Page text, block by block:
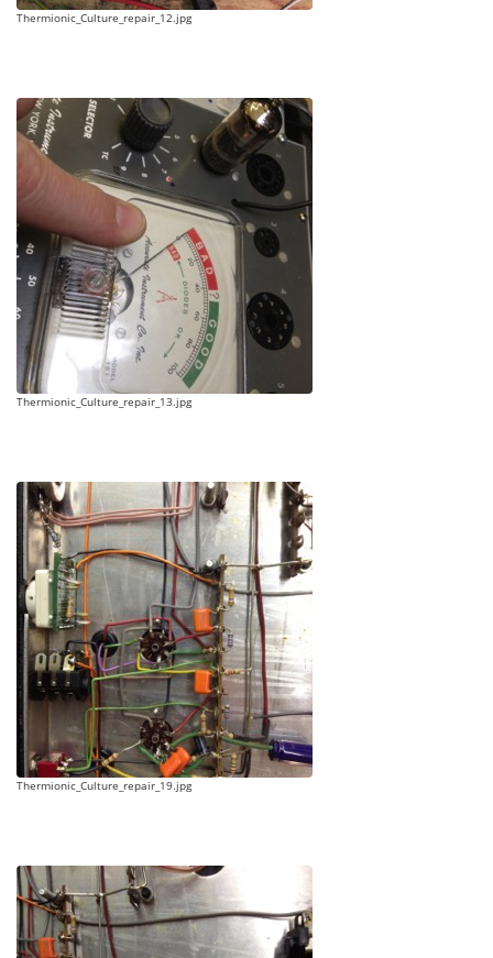
Thermionic_Culture_repair_12.jpg
Thermionic_Culture_repair_13.jpg
Thermionic_Culture_repair_19.jpg